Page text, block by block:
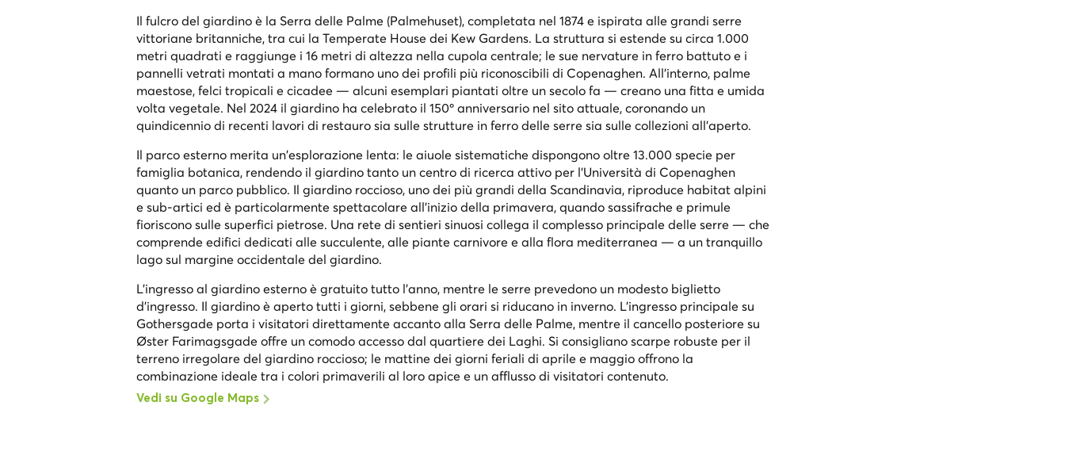
Il fulcro del giardino è la Serra delle Palme (Palmehuset), completata nel 1874 e ispirata alle grandi serre
vittoriane britanniche, tra cui la Temperate House dei Kew Gardens. La struttura si estende su circa 1.000
metri quadrati e raggiunge i 16 metri di altezza nella cupola centrale; le sue nervature in ferro battuto e i
pannelli vetrati montati a mano formano uno dei profili più riconoscibili di Copenaghen. All'interno, palme
maestose, felci tropicali e cicadee — alcuni esemplari piantati oltre un secolo fa — creano una fitta e umida
volta vegetale. Nel 2024 il giardino ha celebrato il 150º anniversario nel sito attuale, coronando un
quindicennio di recenti lavori di restauro sia sulle strutture in ferro delle serre sia sulle collezioni all'aperto.
Il parco esterno merita un'esplorazione lenta: le aiuole sistematiche dispongono oltre 13.000 specie per
famiglia botanica, rendendo il giardino tanto un centro di ricerca attivo per l'Università di Copenaghen
quanto un parco pubblico. Il giardino roccioso, uno dei più grandi della Scandinavia, riproduce habitat alpini
e sub-artici ed è particolarmente spettacolare all'inizio della primavera, quando sassifrache e primule
fioriscono sulle superfici pietrose. Una rete di sentieri sinuosi collega il complesso principale delle serre — che
comprende edifici dedicati alle succulente, alle piante carnivore e alla flora mediterranea — a un tranquillo
lago sul margine occidentale del giardino.
L'ingresso al giardino esterno è gratuito tutto l'anno, mentre le serre prevedono un modesto biglietto
d'ingresso. Il giardino è aperto tutti i giorni, sebbene gli orari si riducano in inverno. L'ingresso principale su
Gothersgade porta i visitatori direttamente accanto alla Serra delle Palme, mentre il cancello posteriore su
Øster Farimagsgade offre un comodo accesso dal quartiere dei Laghi. Si consigliano scarpe robuste per il
terreno irregolare del giardino roccioso; le mattine dei giorni feriali di aprile e maggio offrono la
combinazione ideale tra i colori primaverili al loro apice e un afflusso di visitatori contenuto.
Vedi su Google Maps